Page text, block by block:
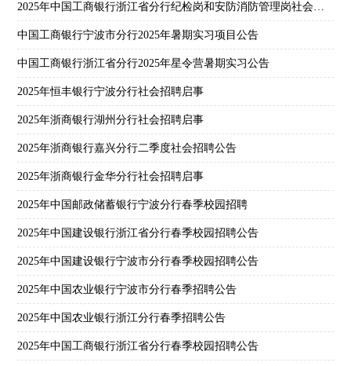
2025年中国工商银行浙江省分行纪检岗和安防消防管理岗社会招聘公告
中国工商银行宁波市分行2025年暑期实习项目公告
中国工商银行浙江省分行2025年星令营暑期实习公告
2025年恒丰银行宁波分行社会招聘启事
2025年浙商银行湖州分行社会招聘启事
2025年浙商银行嘉兴分行二季度社会招聘公告
2025年浙商银行金华分行社会招聘启事
2025年中国邮政储蓄银行宁波分行春季校园招聘
2025年中国建设银行浙江省分行春季校园招聘公告
2025年中国建设银行宁波市分行春季校园招聘公告
2025年中国农业银行宁波市分行春季招聘公告
2025年中国农业银行浙江分行春季招聘公告
2025年中国工商银行浙江省分行春季校园招聘公告